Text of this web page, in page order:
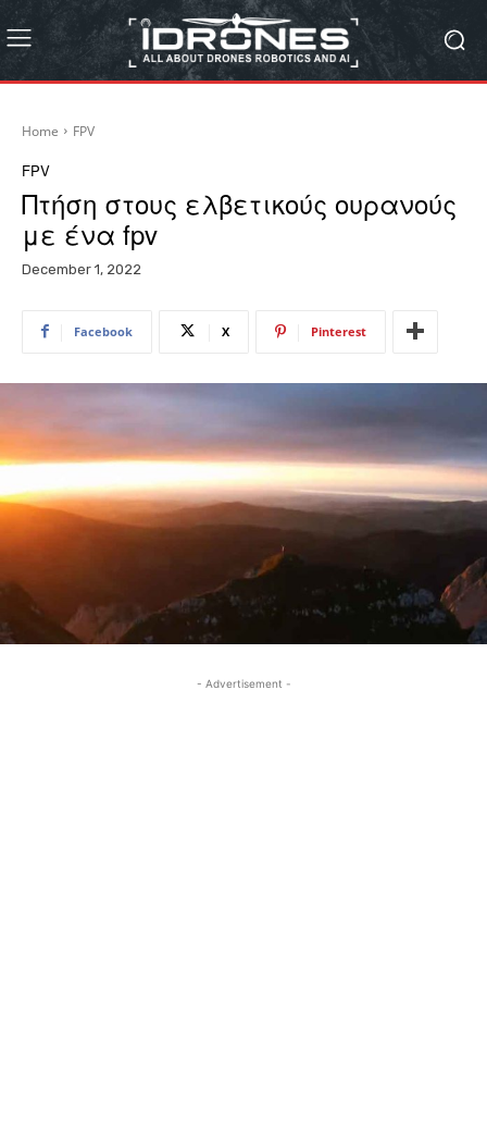
Home FPV
FPV
Πτήση στους ελβετικούς ουρανούς
με ένα fpv
December 1, 2022
Facebook X Pinterest
- Advertisement -